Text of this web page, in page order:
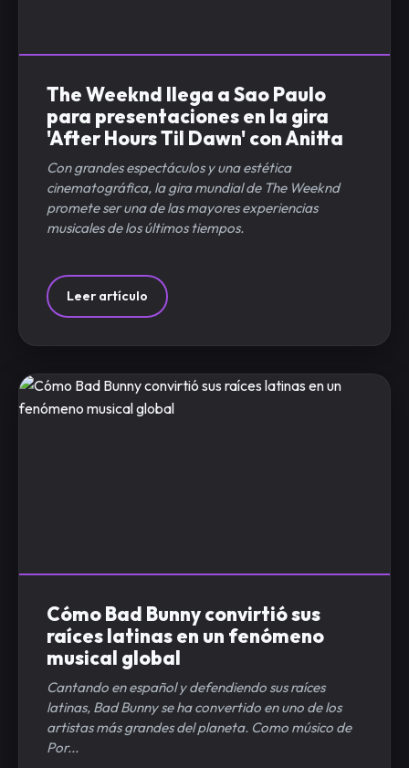
The Weeknd llega a Sao Paulo
para presentaciones en la gira
'After Hours Til Dawn' con Anitta
Con grandes espectáculos y una estética
cinematográfica, la gira mundial de The Weeknd
promete ser una de las mayores experiencias
musicales de los últimos tiempos.
Leer artículo
Cómo Bad Bunny convirtió sus
raíces latinas en un fenómeno
musical global
Cantando en español y defendiendo sus raíces
latinas, Bad Bunny se ha convertido en uno de los
artistas más grandes del planeta. Como músico de
Por...